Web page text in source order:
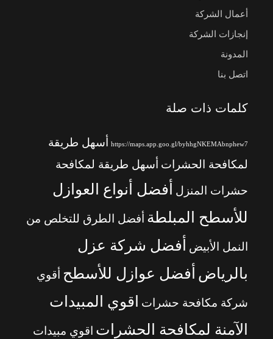
أعمال الشركة
إنجازات الشركة
المدونة
اتصل بنا
كلمات ذات صلة
https://maps.app.goo.gl/byhhgNKEMAbnphew7
أسهل طريقة
لمكافحة الحشرات أسهل طريقة لمكافحة
حشرات المنزل
أفضل أنواع العوازل
للأسطح المبلطة أفضل الطرق للتخلص من
النمل الأبيض
أفضل شركة عزل
بالرياض أفضل عوازل للأسطح أقوي
شركة مكافحة حشرات
اقوي المبيدات
الآمنة لمكافحة الحشرات اقوي مبيدات